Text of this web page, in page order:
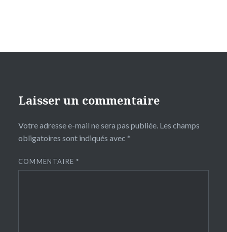
Laisser un commentaire
Votre adresse e-mail ne sera pas publiée. Les champs
obligatoires sont indiqués avec *
COMMENTAIRE*